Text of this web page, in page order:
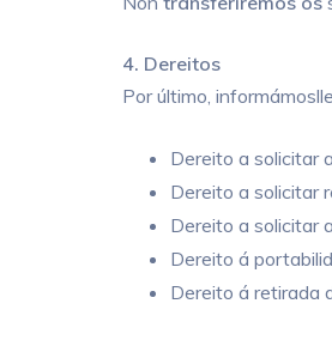
4. Dereitos
Por último,
Dereito a solicitar
Dereito a solicitar
Dereito a solicitar
Dereito á
Dereito á retirada